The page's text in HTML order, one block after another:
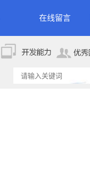
在线留言